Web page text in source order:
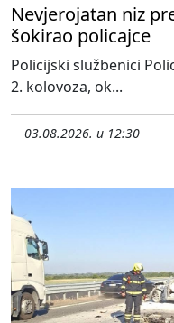
Nevjerojatan niz
šokirao policajce
Policijski službenici
2. kolovoza, ok...
03.08.2026. u 12:30